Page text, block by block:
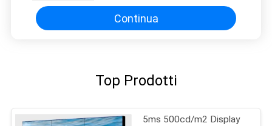
Continua
Top Prodotti
5ms 500cd/m2 Display